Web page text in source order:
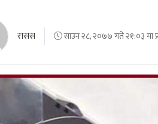
रासस साउन २८, २०७७ गते २१:०३ मा